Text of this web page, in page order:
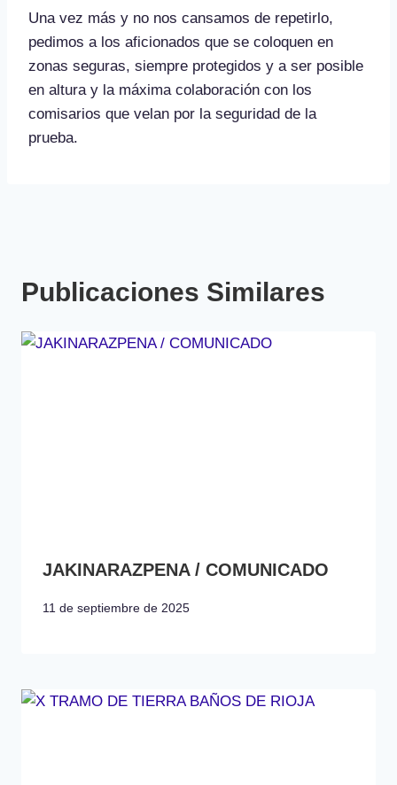
Una vez más y no nos cansamos de repetirlo,
pedimos a los aficionados que se coloquen en
zonas seguras, siempre protegidos y a ser posible
en altura y la máxima colaboración con los
comisarios que velan por la seguridad de la
prueba.
Publicaciones Similares
JAKINARAZPENA / COMUNICADO
11 de septiembre de 2025